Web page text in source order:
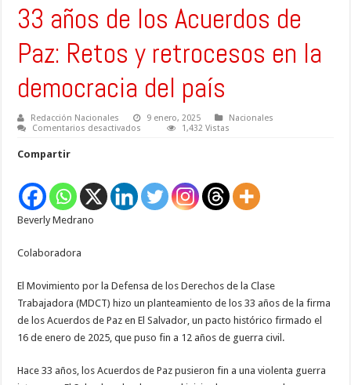
33 años de los Acuerdos de
Paz: Retos y retrocesos en la
democracia del país
Redacción Nacionales 9 enero, 2025
Nacionales
Comentarios desactivados
de
Paz:
Retos
país
1,432 Vistas
Compartir
Beverly Medrano
Colaboradora
El Movimiento por la Defensa de los Derechos de la Clase
Trabajadora (MDCT) hizo un planteamiento de los 33 años de la firma
de los Acuerdos de Paz en El Salvador, un pacto histórico firmado el
16 de enero de 2025, que puso fin a 12 años de guerra civil.
Hace 33 años, los Acuerdos de Paz pusieron fin a una violenta guerra